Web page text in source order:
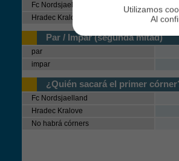
Fc Nordsjaelland
Hradec Kralove
Par / Impar (segunda mitad)
par
impar
¿Quién sacará el primer
Fc Nordsjaelland
Hradec Kralove
No habrá córners
Utilizamos
Al